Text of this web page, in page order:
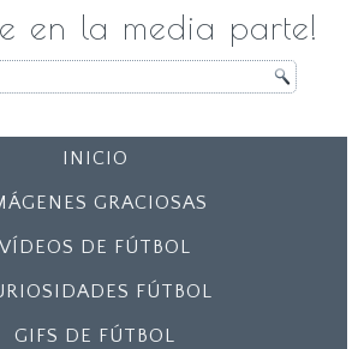
en la media parte!
INICIO
GRACIOSAS
VÍDEOS DE FÚTBOL
FÚTBOL
GIFS DE FÚTBOL